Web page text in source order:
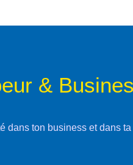
&
dans ton business et dans